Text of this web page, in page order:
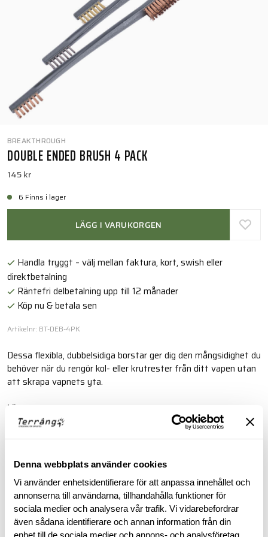
Denna webbplats använder cookies
Vi använder enhetsidentifierare för att anpassa innehållet och
annonserna till användarna, tillhandahålla funktioner för
sociala medier och analysera vår trafik. Vi vidarebefordrar
även sådana identifierare och annan information från din
enhet till de sociala medier och annons- och analysföretag
BREAKTHROUGH
DOUBLE ENDED BRUSH 4 PACK
145 kr
6 Finns i lager
LÄGG I VARUKORGEN
Handla tryggt – välj mellan faktura, kort, swish eller
direktbetalning
Räntefri delbetalning upp till 12 månader
Köp nu & betala sen
Artikelnr: BT-DEB-4PK
Dessa flexibla, dubbelsidiga borstar ger dig den mångsidighet du
behöver när du rengör kol- eller krutrester från ditt vapen utan
att skrapa vapnets yta.
Läs mer
RECENSIONER
OM VARUMÄRKET